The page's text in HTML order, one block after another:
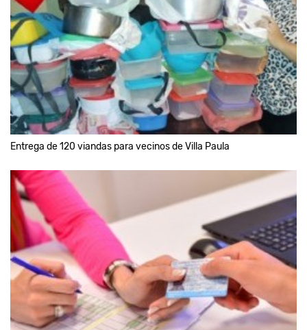
Entrega de 120 viandas para vecinos de Villa Paula